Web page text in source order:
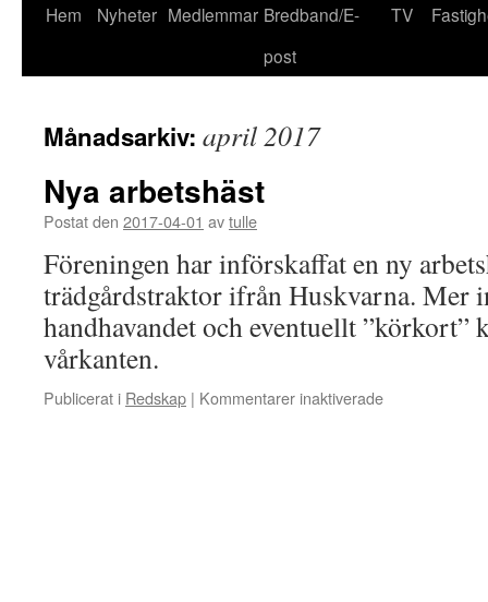
Hem Nyheter Medlemmar Bredband/E-
post
TV
Månadsarkiv: april 2017
Nya arbetshäst
Postat den 2017-04-01 avtulle
Föreningen har införskaffat en ny
trädgårdstraktor ifrån Huskvarna. Mer
handhavandet och eventuellt ”körkort”
vårkanten.
Publicerat i Redskap | Kommentarer inaktiveradeför